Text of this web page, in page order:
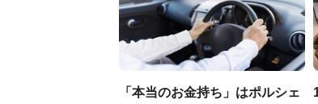
「本当のお金持ち」はポルシェ